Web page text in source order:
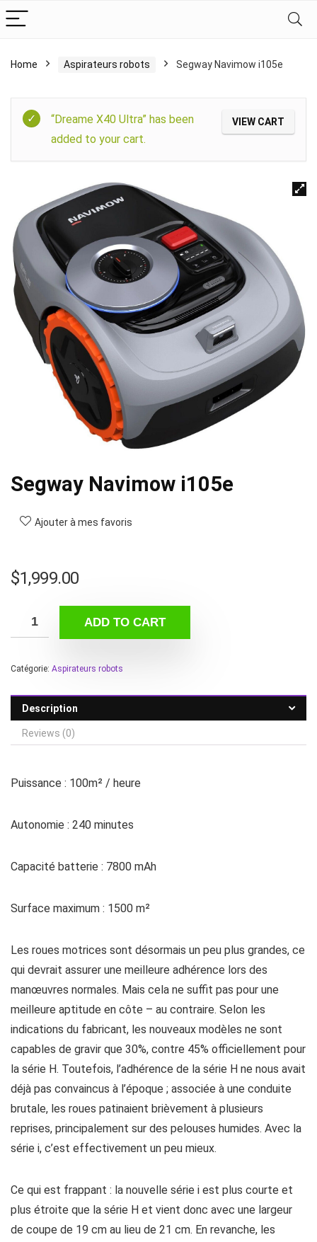
Home Aspirateurs robots Segway Navimow i105e
VIEW CART
“Dreame X40 Ultra” has been
added to your cart.
Segway Navimow i105e
Ajouter à mes favoris
$1,999.00
ADD TO CART
Catégorie: Aspirateurs robots
Description
Reviews (0)
Puissance : 100m² / heure
Autonomie : 240 minutes
Capacité batterie : 7800 mAh
Surface maximum : 1500 m²
Les roues motrices sont désormais un peu plus grandes, ce
qui devrait assurer une meilleure adhérence lors des
manœuvres normales. Mais cela ne suffit pas pour une
meilleure aptitude en côte – au contraire. Selon les
indications du fabricant, les nouveaux modèles ne sont
capables de gravir que 30%, contre 45% officiellement pour
la série H. Toutefois, l’adhérence de la série H ne nous avait
déjà pas convaincus à l’époque ; associée à une conduite
brutale, les roues patinaient brièvement à plusieurs
reprises, principalement sur des pelouses humides. Avec la
série i, c’est effectivement un peu mieux.
Ce qui est frappant : la nouvelle série i est plus courte et
plus étroite que la série H et vient donc avec une largeur
de coupe de 19 cm au lieu de 21 cm. En revanche, les